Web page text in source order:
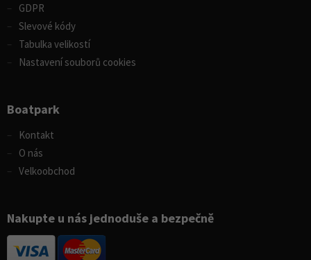
GDPR
Slevové kódy
Tabulka velikostí
Nastavení souborů cookies
Boatpark
Kontakt
O nás
Velkoobchod
Nakupte u nás jednoduše a bezpečně